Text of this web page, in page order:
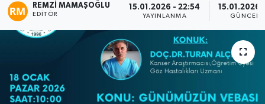
REMZI MAMAŞOĞLU
EDITÖR
15.01.2026 - 22:54
YAYINLANMA
15.01.2026